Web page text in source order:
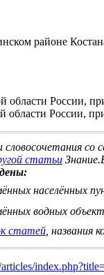
районе
области России,
области России,
словосочетания
статьи
населённых
водных
статей , названия